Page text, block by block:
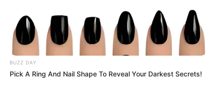
BUZZ DAY
Pick A Ring And Nail Shape To Reveal Your Darkest Secrets!